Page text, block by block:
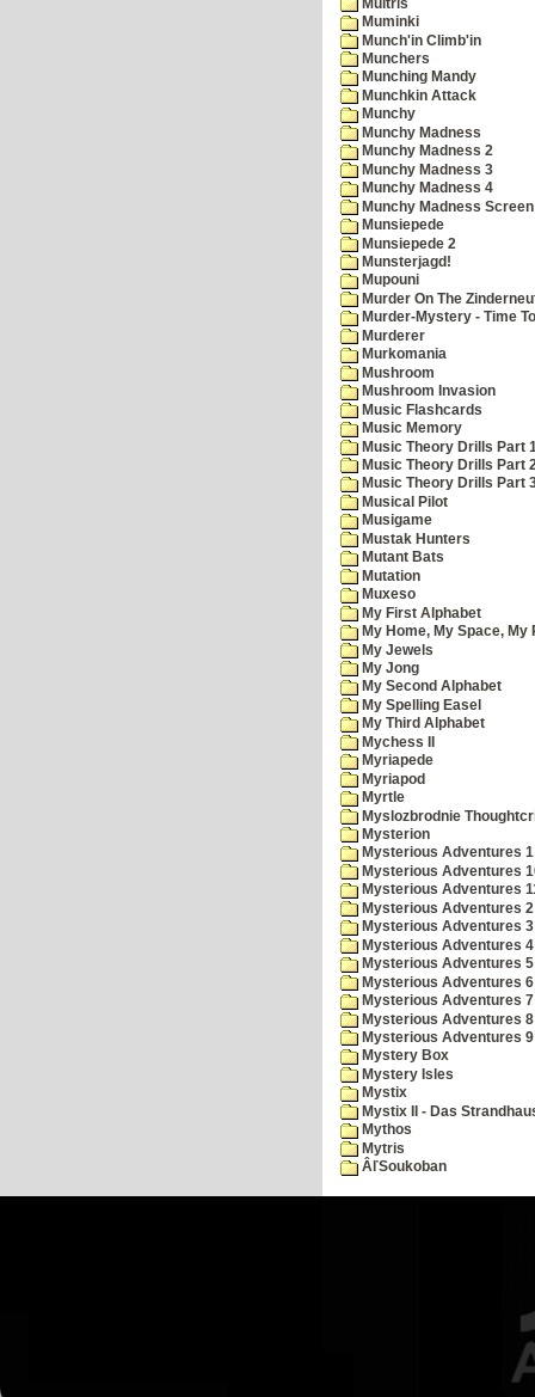
Multris
Muminki
Munch'in Climb'in
Munchers
Munching Mandy
Munchkin Attack
Munchy
Munchy Madness
Munchy Madness 2
Munchy Madness 3
Munchy Madness 4
Munchy Madness
Munsiepede
Munsiepede 2
Munsterjagd!
Mupouni
Murder On The
Murder-Mystery - Time
Murderer
Murkomania
Mushroom
Mushroom Invasion
Music Flashcards
Music Memory
Music Theory Drills Part
Music Theory Drills Part
Music Theory Drills Part
Musical Pilot
Musigame
Mustak Hunters
Mutant Bats
Mutation
Muxeso
My First Alphabet
My Home, My Space, My
My Jewels
My Jong
My Second Alphabet
My Spelling Easel
My Third Alphabet
Mychess II
Myriapede
Myriapod
Myrtle
Myslozbrodnie
Mysterion
Mysterious Adventures
Mysterious Adventures
Mysterious Adventures
Mysterious Adventures
Mysterious Adventures
Mysterious Adventures
Mysterious Adventures
Mysterious Adventures
Mysterious Adventures
Mysterious Adventures
Mysterious Adventures
Mystery Box
Mystery Isles
Mystix
Mystix II - Das
Mythos
Mytris
ÂľSoukoban